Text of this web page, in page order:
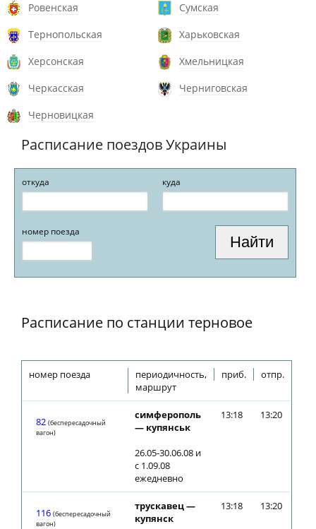
Ровенская
Сумская
Тернопольская
Харьковская
Херсонская
Хмельницкая
Черкасская
Черниговская
Черновицкая
Расписание поездов Украины
откуда куда
номер поезда
Расписание по станции терновое
номер поезда
периодичность,
маршрут
приб. отпр.
82 (беспересадочный
вагон)
симферополь
— купянськ
26.05-30.06.08 и
с 1.09.08
ежедневно
13:18 13:20
116 (беспересадочный
вагон)
трускавец —
купянск
13:18 13:20